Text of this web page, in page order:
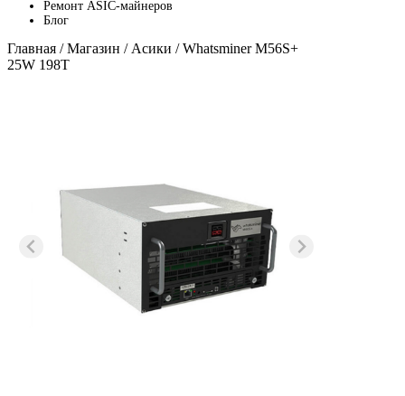
Ремонт ASIC-майнеров
Блог
Главная /Магазин / Асики / Whatsminer M56S+
25W 198T